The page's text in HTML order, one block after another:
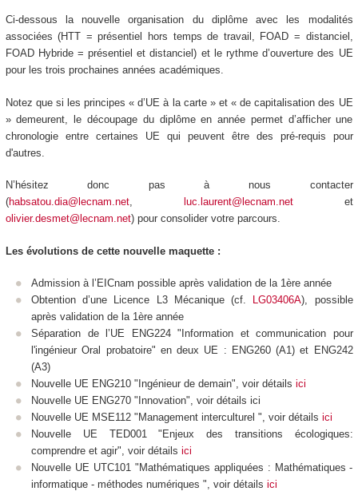
Ci-dessous la nouvelle organisation du diplôme avec les modalités
associées (HTT = présentiel hors temps de travail, FOAD = distanciel,
FOADHybride = présentiel et distanciel) et le rythme d’ouverture des UE
pour les trois prochaines années académiques.
Notez que si les principes « d’UE à la carte» et « de capitalisation des UE
» demeurent, le découpage du diplôme en année permet d’afficher une
chronologie entre certaines UE qui peuvent être des pré-requis pour
d'autres.
N’hésitez donc pas à nous contacter
(habsatou.dia@lecnam.net, luc.laurent@lecnam.netet
olivier.desmet@lecnam.net) pour consolider votre parcours.
Les évolutions de cette nouvelle maquette :
Admission à l’EICnam possible après validation de la 1ère année
Obtention d’une Licence L3 Mécanique (cf.
LG03406A), possible
après validation de la 1ère année
Séparation de l’UE ENG224 "Information et communication pour
l'ingénieur Oral probatoire" en deux UE : ENG260 (A1) et ENG242
(A3)
Nouvelle UE ENG210 "Ingénieur de demain", voir détails ici
Nouvelle UE ENG270 "Innovation", voir détails ici
Nouvelle UE MSE112 "Management interculturel ", voir détails ici
Nouvelle UE TED001 "Enjeux des transitions écologiques:
comprendre et agir", voir détails ici
Nouvelle UE UTC101 "Mathématiques appliquées : Mathématiques -
informatique - méthodes numériques ", voir détails ici